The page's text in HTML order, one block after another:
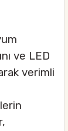
ve LED
verimli